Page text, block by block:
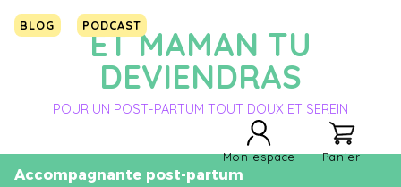
ET MAMAN TU
DEVIENDRAS
POUR UN POST-PARTUM TOUT DOUX ET SEREIN
Accompagnante post-partum
BLOG PODCAST
Mon espace Panier